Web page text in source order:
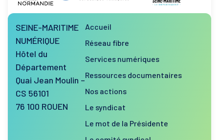
SEINE-MARITIME
NUMÉRIQUE
Hôtel du
Département
Quai Jean Moulin –
CS 56101
76 100 ROUEN
Accueil
Réseau fibre
Services numériques
Ressources documentaires
Nos actions
Le syndicat
Le mot de la Présidente